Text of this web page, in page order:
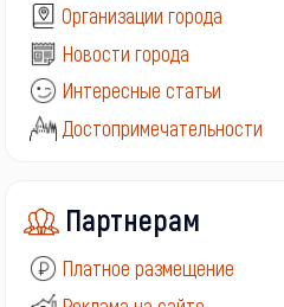
Организации города
Новости города
Интересные статьи
Достопримечательности
Партнерам
Платное размещение